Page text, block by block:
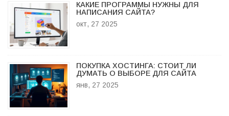
КАКИЕ ПРОГРАММЫ НУЖНЫ ДЛЯ
НАПИСАНИЯ САЙТА?
окт, 27 2025
ПОКУПКА ХОСТИНГА: СТОИТ ЛИ
ДУМАТЬ О ВЫБОРЕ ДЛЯ САЙТА
янв, 27 2025